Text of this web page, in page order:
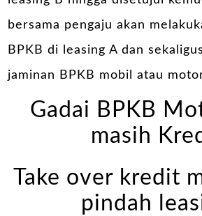
bersama pengaju akan
BPKB di leasing A dan
jaminan BPKB mobil atau
Gadai BPKB
masih
Take over kredit
pindah